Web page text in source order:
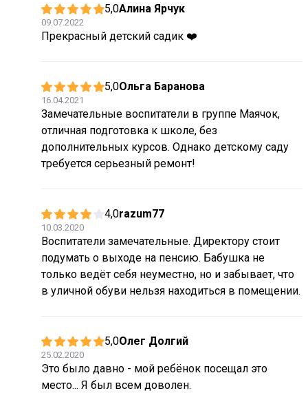
5,0Алина Ярчук
09.07.2022
Прекрасный детский садик ❤️
5,0Ольга Баранова
16.04.2021
Замечательные воспитатели в группе Маячок,
отличная подготовка к школе, без
дополнительных курсов. Однако детскому саду
требуется серьезный ремонт!
4,0razum77
10.03.2020
Воспитатели замечательные. Директору стоит
подумать о выходе на пенсию. Бабушка не
только ведёт себя неуместно, но и забывает, что
в уличной обуви нельзя находиться в помещении.
5,0Олег Долгий
25.02.2020
Это было давно - мой ребёнок посещал это
место... Я был всем доволен.